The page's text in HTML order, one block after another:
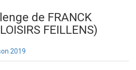
de FRANCK
FEILLENS)
2019